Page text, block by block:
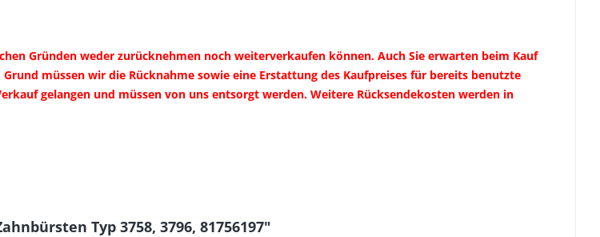
Gründen weder zurücknehmen noch weiterverkaufen können. Auch Sie erwarten beim Kauf
müssen wir die Rücknahme sowie eine Erstattung des Kaufpreises für bereits benutzte
gelangen und müssen von uns entsorgt werden. Weitere Rücksendekosten werden in
Typ 3758, 3796, 81756197"